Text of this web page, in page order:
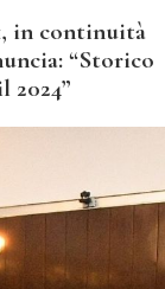
in continuità
“Storico
2024”